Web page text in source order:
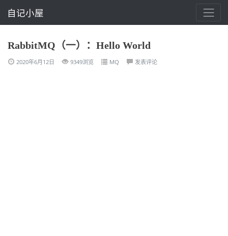
自记小屋
RabbitMQ（一）：Hello World
2020年6月12日 9349浏览 MQ 发表评论